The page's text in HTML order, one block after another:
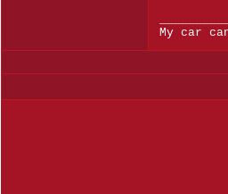
My car